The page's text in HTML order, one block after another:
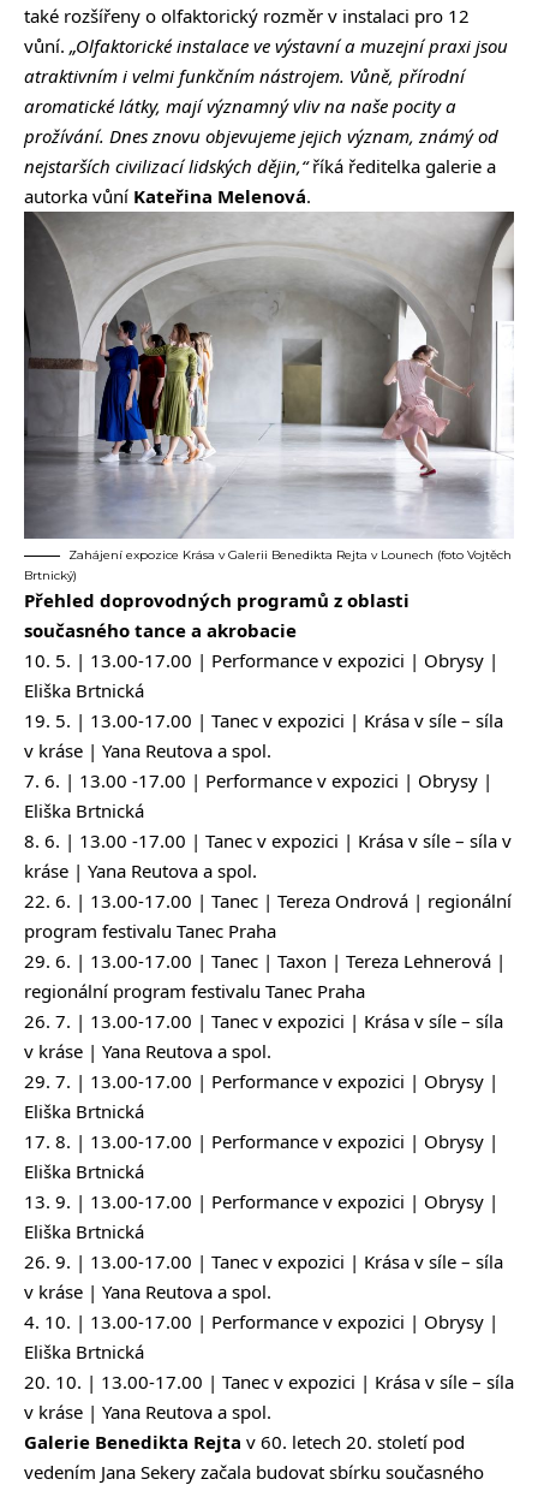
také rozšířeny o olfaktorický rozměr v instalaci pro 12
vůní. „Olfaktorické instalace ve výstavní a muzejní praxi jsou
atraktivním i velmi funkčním nástrojem. Vůně, přírodní
aromatické látky, mají významný vliv na naše pocity a
prožívání. Dnes znovu objevujeme jejich význam, známý od
nejstarších civilizací lidských dějin,“říká ředitelka galerie a
autorka vůní Kateřina Melenová.
Zahájení expozice Krása v Galerii Benedikta Rejta v Lounech (foto Vojtěch
Brtnický)
Přehled doprovodných programů z oblasti
současného tance a akrobacie
10. 5. | 13.00-17.00 | Performance v expozici | Obrysy |
Eliška Brtnická
19. 5. | 13.00-17.00 | Tanec v expozici | Krása v síle – síla
v kráse | Yana Reutova a spol.
7. 6. | 13.00 -17.00 | Performance v expozici | Obrysy |
Eliška Brtnická
8. 6. | 13.00 -17.00 | Tanec v expozici | Krása v síle – síla v
kráse | Yana Reutova a spol.
22. 6. | 13.00-17.00 | Tanec | Tereza Ondrová | regionální
program festivalu Tanec Praha
29. 6. | 13.00-17.00 | Tanec | Taxon | Tereza Lehnerová |
regionální program festivalu Tanec Praha
26. 7. | 13.00-17.00 | Tanec v expozici | Krása v síle – síla
v kráse | Yana Reutova a spol.
29. 7. | 13.00-17.00 | Performance v expozici | Obrysy |
Eliška Brtnická
17. 8. | 13.00-17.00 | Performance v expozici | Obrysy |
Eliška Brtnická
13. 9. | 13.00-17.00 | Performance v expozici | Obrysy |
Eliška Brtnická
26. 9. | 13.00-17.00 | Tanec v expozici | Krása v síle – síla
v kráse | Yana Reutova a spol.
4. 10. | 13.00-17.00 | Performance v expozici | Obrysy |
Eliška Brtnická
20. 10. | 13.00-17.00 | Tanec v expozici | Krása v síle – síla
v kráse | Yana Reutova a spol.
Galerie Benedikta Rejta v 60. letech 20. století pod
vedením Jana Sekery začala budovat sbírku současného